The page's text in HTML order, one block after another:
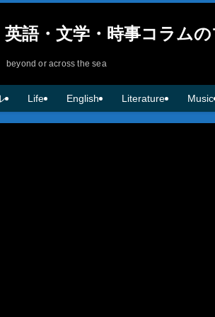
語・文学・時事コラム
beyond or across the sea
Life English Literature Music